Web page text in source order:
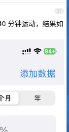
37
分钟运动，结果如